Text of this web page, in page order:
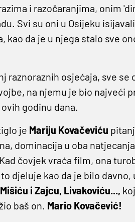
i razočaranjima, onim
Svi su oni u Osijeku
da je u njega stalo sve
raznoraznih osjećaja, sve se
na njemu je bio najveći
godinu dana.
je Mariju Kovačeviću
dominacija u oba
čovjek vraća film, ona
djeluje kao da je bilo
i Zajcu, Livakoviću...,
baš on. Mario Kovačević!